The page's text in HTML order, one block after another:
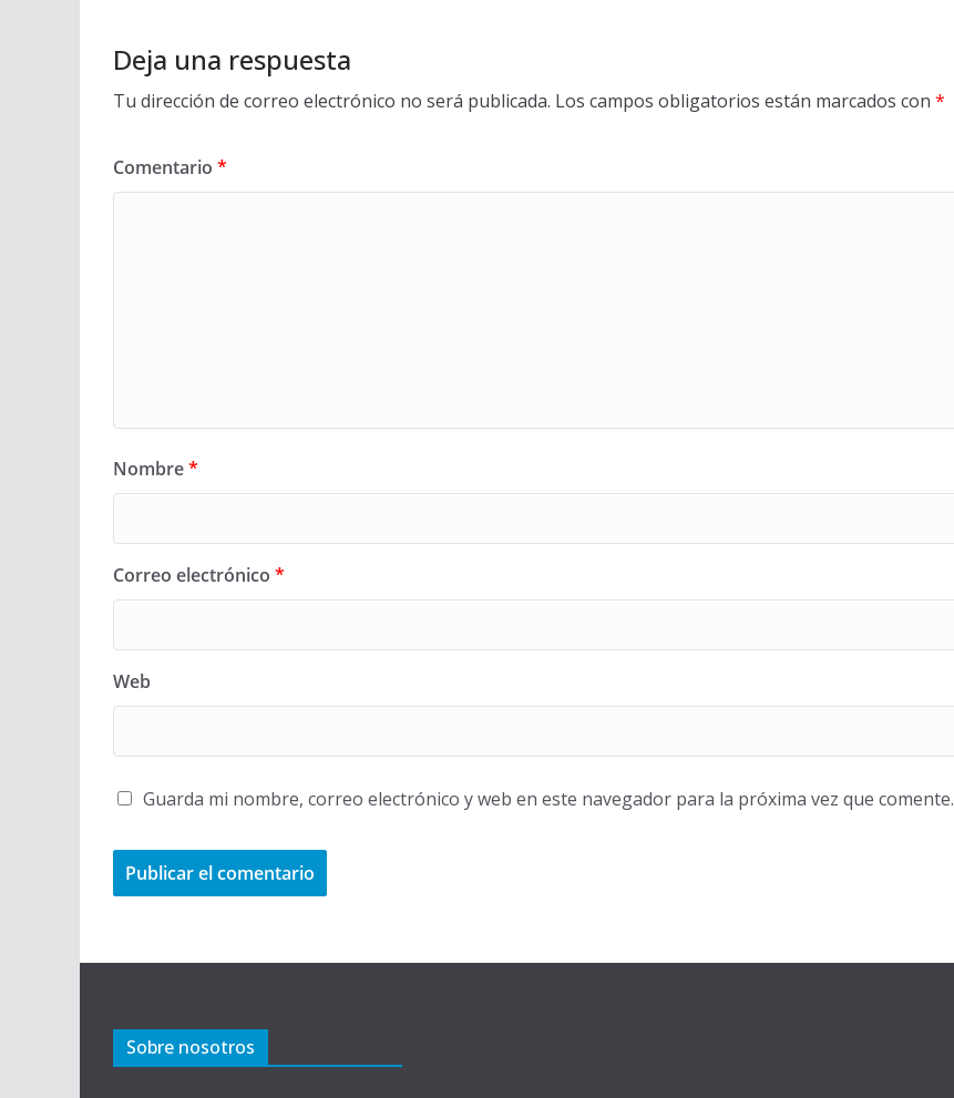
Deja una respuesta
Tu dirección de correo electrónico no será publicada. Los campos obligatorios están marcados con *
Comentario *
Nombre*
Correo electrónico *
Web
Guarda mi nombre, correo electrónico y web en este navegador para la próxima vez que comente.
Sobre nosotros